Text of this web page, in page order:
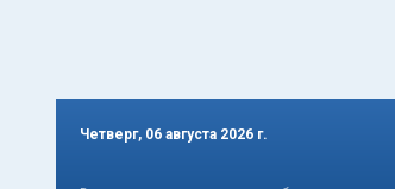
Четверг, 06 августа 2026 г.